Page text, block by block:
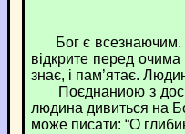
Бог є всезнаючим.
відкрите перед
знає, і пам’ятає.
Поєднаниою з
людина дивиться на
може писати: “О